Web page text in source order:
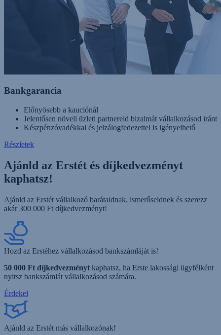
Bankgarancia
Előnyösebb a kauciónál
Jelentősen növeli üzleti partnereid bizalmát vállalkozásod iránt
Készpénzóvadékkal és jelzálogfedezettel is igényelhető
Részletek
Ajánld az Erstét és díjkedvezményt
kaphatsz!
Ajánld az Erstét vállalkozó barátaidnak, ismerőseidnek és szerezz
akár 300 000 Ft díjkedvezményt!
Hozd az Erstéhez vállalkozásod bankszámláját is!
50 000 Ft díjkedvezményt kaphatsz, ha Erste lakossági ügyfélként
nyitsz bankszámlát vállalkozásod számára.
Érdekel
Ajánld az Erstét más vállalkozónak!